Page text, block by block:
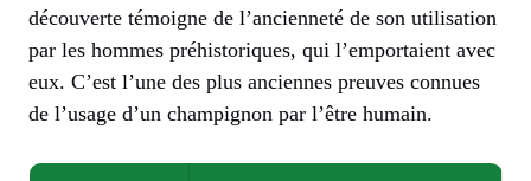
découverte témoigne de l’ancienneté de son utilisation
par les hommes préhistoriques, qui l’emportaient avec
eux. C’est l’une des plus anciennes preuves connues
de l’usage d’un champignon par l’être humain.